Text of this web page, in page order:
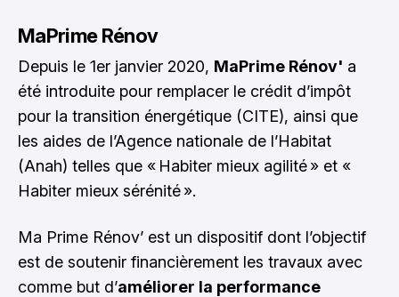
MaPrime Rénov
Depuis le 1er janvier 2020, MaPrime Rénov' a
été introduite pour remplacer le crédit d’impôt
pour la transition énergétique (CITE), ainsi que
les aides de l’Agence nationale de l’Habitat
(Anah) telles que « Habiter mieux agilité » et «
Habiter mieux sérénité ».
Ma Prime Rénov’ est un dispositif dont l’objectif
est de soutenir financièrement les travaux avec
comme but d’améliorer la performance